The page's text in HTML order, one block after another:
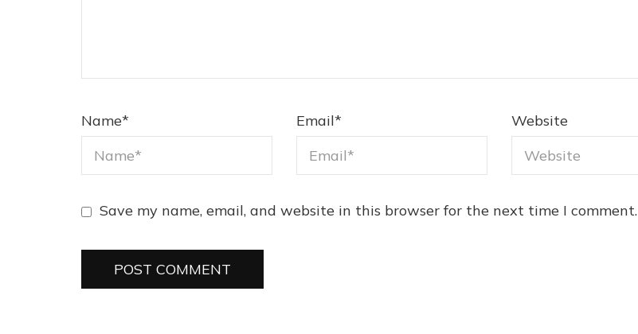
Name* Email* Website
Save my name, email, and website in this browser for the next time I comment.